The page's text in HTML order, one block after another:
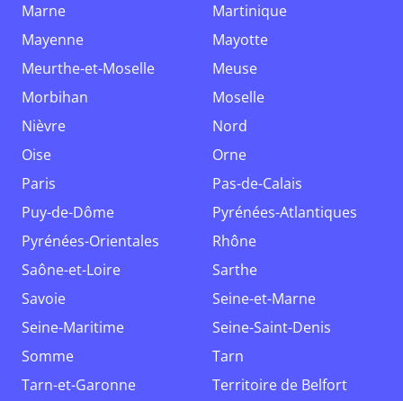
Marne
Martinique
Mayenne
Mayotte
Meurthe-et-Moselle
Meuse
Morbihan
Moselle
Nièvre
Nord
Oise
Orne
Paris
Pas-de-Calais
Puy-de-Dôme
Pyrénées-Atlantiques
Pyrénées-Orientales
Rhône
Saône-et-Loire
Sarthe
Savoie
Seine-et-Marne
Seine-Maritime
Seine-Saint-Denis
Somme
Tarn
Tarn-et-Garonne
Territoire de Belfort